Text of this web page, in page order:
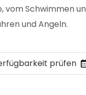
vom Schwimmen
und Angeln.
prüfen